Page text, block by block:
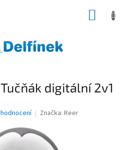
digitální 2v1
Značka: Reer